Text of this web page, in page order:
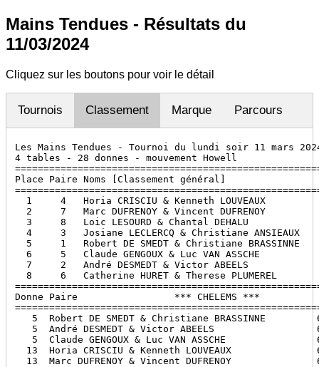
Mains Tendues - Résultats du
11/03/2024
Cliquez sur les boutons pour voir le détail
Tournois Classement Marque Parcours
Les Mains Tendues - Tournoi du lundi soir 11 mars
4 tables - 28 donnes - mouvement Howell
Place Paire Noms [Classement général]
1     4   Horia CRISCIU & Kenneth LOUVEAUX
2     7   Marc DUFRENOY & Vincent DUFRENOY
3     8   Loic LESOURD & Chantal DEHALU
4     3   Josiane LECLERCQ & Christiane ANSIEAUX
5     1   Robert DE SMEDT & Christiane BRASSINNE
6     5   Claude GENGOUX & Luc VAN ASSCHE
7     2   André DESMEDT & Victor ABEELS
8     6   Catherine HURET & Therese PLUMEREL
Donne Paire                 *** CHELEMS ***
5  Robert DE SMEDT & Christiane BRASSINNE
5  André DESMEDT & Victor ABEELS
5  Claude GENGOUX & Luc VAN ASSCHE
13  Horia CRISCIU & Kenneth LOUVEAUX
13  Marc DUFRENOY & Vincent DUFRENOY